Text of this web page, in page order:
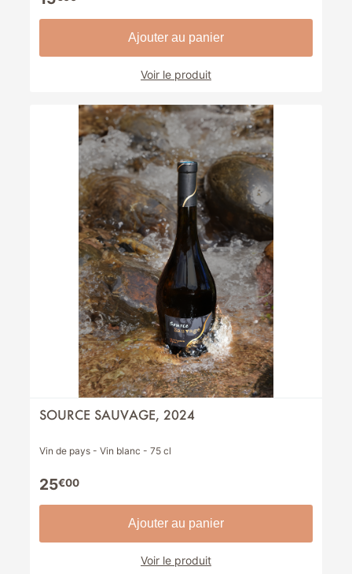
Ajouter au panier
Voir le produit
SOURCE SAUVAGE, 2024
Vin de pays - Vin blanc - 75 cl
25€00
Ajouter au panier
Voir le produit